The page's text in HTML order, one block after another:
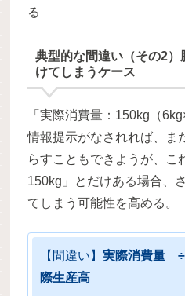
る
典型的な間違い（その2
けてしまうケース
「実際消費量：150kg（
情報提示がなされれば、ま
らすこともできようが、こ
150kg」とだけある場合、
てしまう可能性を高める。
【間違い】実際消費
際生産高